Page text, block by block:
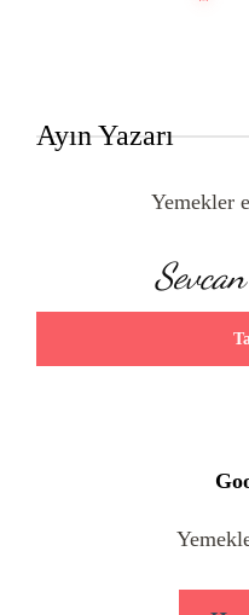
Ayın Yazarı
Yemekler